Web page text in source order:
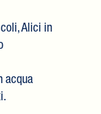
Alici in
acqua